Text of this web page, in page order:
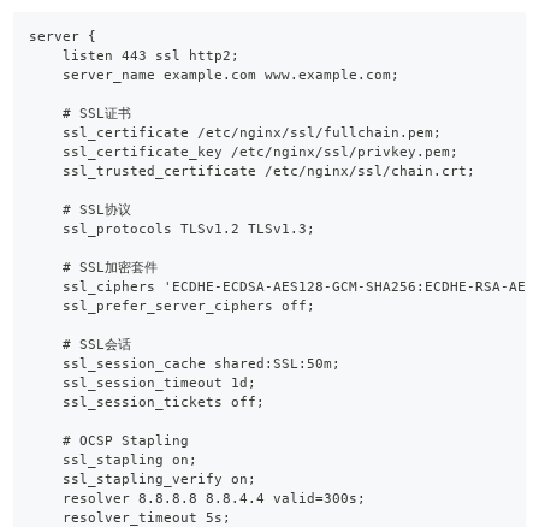
server {
    listen 443 ssl http2;
    server_name example.com www.example.com;
    # SSL证书
    ssl_certificate /etc/nginx/ssl/fullchain.pem;
    ssl_certificate_key /etc/nginx/ssl/privkey.pem;
    ssl_trusted_certificate /etc/nginx/ssl/chain.crt;
    # SSL协议
    ssl_protocols TLSv1.2 TLSv1.3;
    # SSL加密套件
ssl_ciphers 'ECDHE-ECDSA-AES128-GCM-SHA256:ECDHE-RSA-
    ssl_prefer_server_ciphers off;
    # SSL会话
    ssl_session_cache shared:SSL:50m;
    ssl_session_timeout 1d;
    ssl_session_tickets off;
    # OCSP Stapling
    ssl_stapling on;
    ssl_stapling_verify on;
    resolver 8.8.8.8 8.8.4.4 valid=300s;
    resolver_timeout 5s;